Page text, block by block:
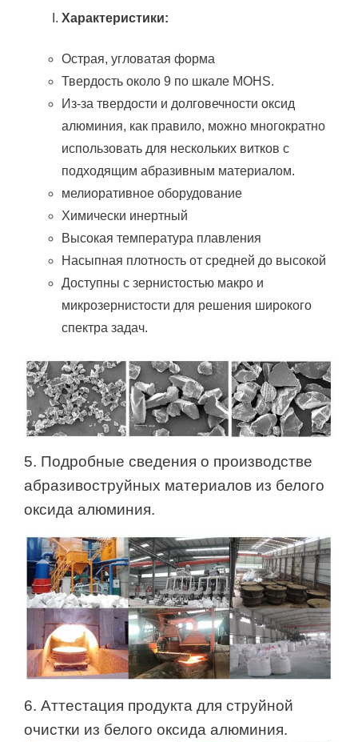
Характеристики:
Острая, угловатая форма
Твердость около 9 по шкале MOHS.
Из-за твердости и долговечности оксид
алюминия, как правило, можно многократно
использовать для нескольких витков с
подходящим абразивным материалом.
мелиоративное оборудование
Химически инертный
Высокая температура плавления
Насыпная плотность от средней до высокой
Доступны с зернистостью макро и
микрозернистости для решения широкого
спектра задач.
5. Подробные сведения о производстве
абразивоструйных материалов из белого
оксида алюминия.
6. Аттестация продукта для струйной
очистки из белого оксида алюминия.